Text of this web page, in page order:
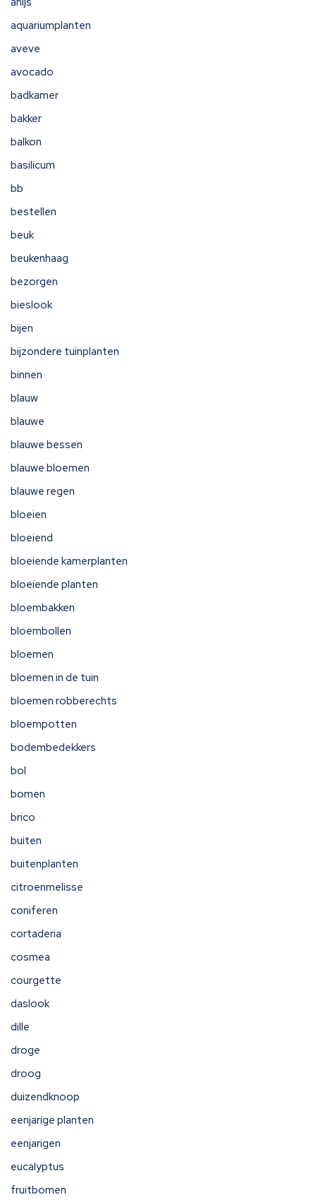
aquariumplanten
aveve
avocado
badkamer
bakker
balkon
basilicum
bb
bestellen
beuk
beukenhaag
bezorgen
bieslook
bijen
bijzondere tuinplanten
binnen
blauw
blauwe
blauwe bessen
blauwe bloemen
blauwe regen
bloeien
bloeiend
bloeiende kamerplanten
bloeiende planten
bloembakken
bloembollen
bloemen
bloemen in de tuin
bloemen robberechts
bloempotten
bodembedekkers
bol
bomen
brico
buiten
buitenplanten
citroenmelisse
coniferen
cortaderia
cosmea
courgette
daslook
dille
droge
droog
duizendknoop
eenjarige planten
eenjarigen
eucalyptus
fruitbomen